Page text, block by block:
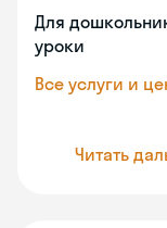
Для
уроки
Все услуги и
Читать